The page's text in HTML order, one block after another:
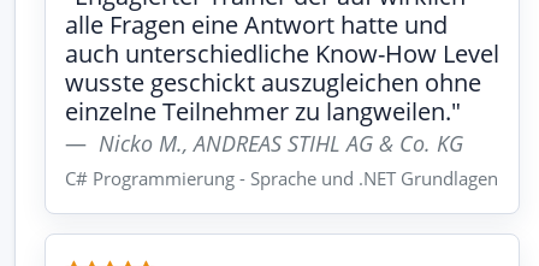
alle Fragen eine Antwort hatte und
auch unterschiedliche Know-How Level
wusste geschickt auszugleichen ohne
einzelne Teilnehmer zu langweilen."
Nicko M., ANDREAS STIHL AG & Co. KG
C# Programmierung - Sprache und .NET Grundlagen